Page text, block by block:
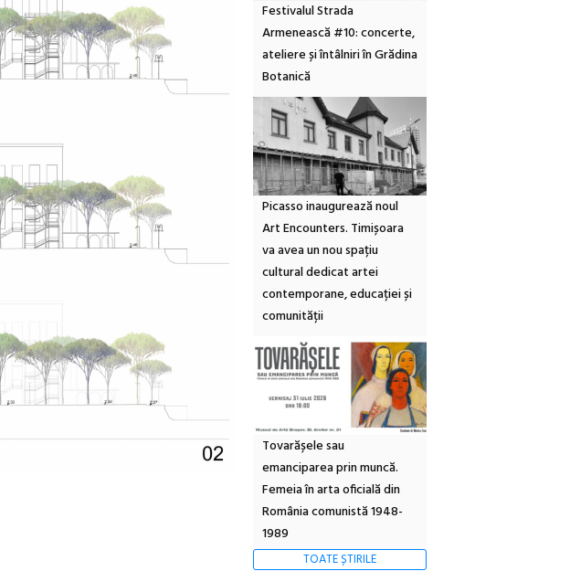
Festivalul Strada
Armenească #10: concerte,
ateliere și întâlniri în Grădina
Botanică
Picasso inaugurează noul
Art Encounters. Timișoara
va avea un nou spațiu
cultural dedicat artei
contemporane, educației și
comunității
Tovarășele sau
emanciparea prin muncă.
Femeia în arta oficială din
România comunistă 1948-
1989
TOATE ȘTIRILE